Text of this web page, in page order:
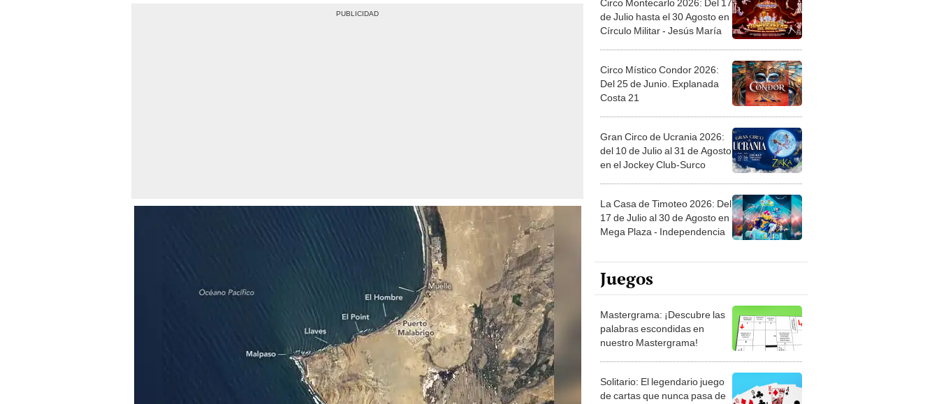
Circo Montecarlo 2026: Del 17
de Julio hasta el 30 Agosto en
Círculo Militar - Jesús María
Circo Místico Condor 2026:
Del 25 de Junio. Explanada
Costa 21
Gran Circo de Ucrania 2026:
del 10 de Julio al 31 de Agosto
en el Jockey Club-Surco
La Casa de Timoteo 2026: Del
17 de Julio al 30 de Agosto en
Mega Plaza - Independencia
Juegos
Mastergrama: ¡Descubre las
palabras escondidas en
nuestro Mastergrama!
Solitario: El legendario juego
de cartas que nunca pasa de